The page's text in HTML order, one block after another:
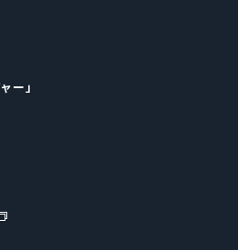
ー」